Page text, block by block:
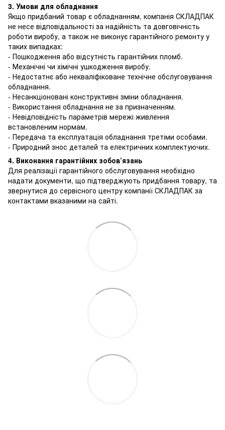
3. Умови для обладнання
Якщо придбаний товар є обладнанням, компанія СКЛАДПАК
не несе відповідальності за надійність та довговічність
роботи виробу, а також не виконує гарантійного ремонту у
таких випадках:
- Пошкодження або відсутність гарантійних пломб.
- Механічні чи хімічні ушкодження виробу.
- Недостатнє або некваліфіковане технічне обслуговування
обладнання.
- Несанкціоновані конструктивні зміни обладнання.
- Використання обладнання не за призначенням.
- Невідповідність параметрів мережі живлення
встановленим нормам.
- Передача та експлуатація обладнання третіми особами.
- Природний знос деталей та електричних комплектуючих.
4. Виконання гарантійних зобов’язань
Для реалізації гарантійного обслуговування необхідно
надати документи, що підтверджують придбання товару, та
звернутися до сервісного центру компанії СКЛАДПАК за
контактами вказаними на сайті.